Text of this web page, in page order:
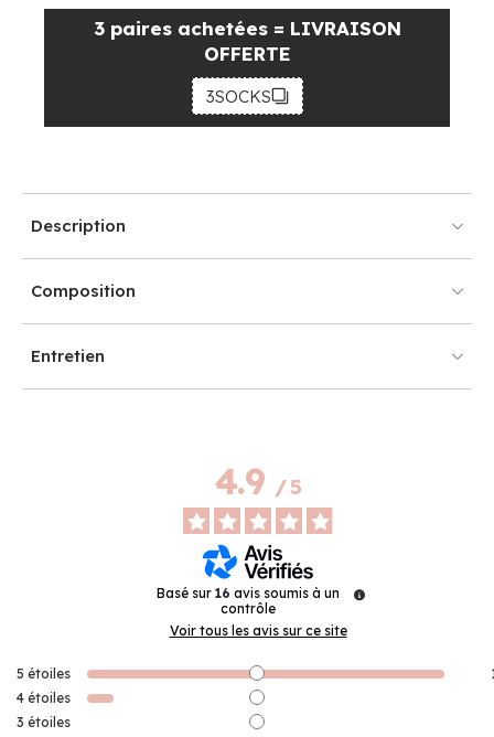
3 paires achetées = LIVRAISON
OFFERTE
3SOCKS
Description
Composition
Entretien
4.9/5
Basé sur 16 avis soumis à un
contrôle
Voir tous les avis sur ce site
5 étoiles
4 étoiles
3 étoiles